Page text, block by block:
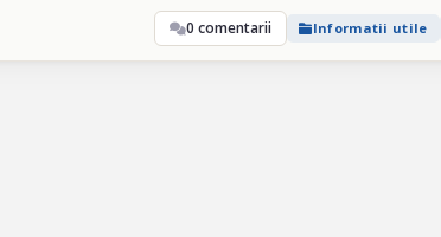
0 comentarii Informatii utile